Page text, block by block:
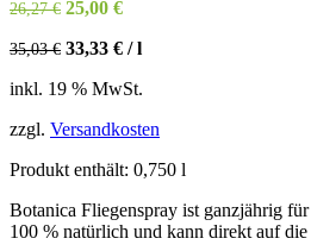
26,27€ Ursprünglicher
war:
25,00 €Aktueller
ist:
35,03€ 33,33 € /l
inkl. 19 % MwSt.
zzgl. Versandkosten
Produkt enthält: 0,750 l
Botanica Fliegenspray ist ganzjährig
100 % natürlich und kann direkt auf